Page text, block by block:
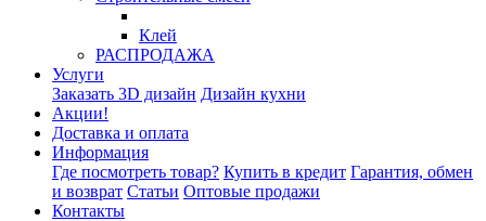
Клей
РАСПРОДАЖА
Услуги
Заказать 3D дизайн Дизайн кухни
Акции!
Доставка и оплата
Информация
Где посмотреть товар? Купить в кредит Гарантия, обмен
и возврат Статьи Оптовые продажи
Контакты